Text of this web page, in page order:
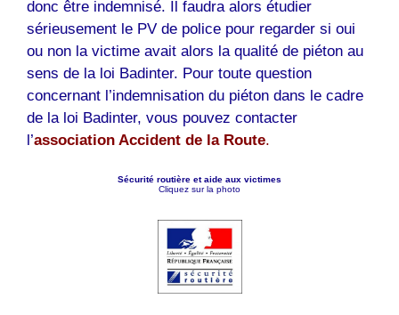
donc être indemnisé. Il faudra alors étudier
sérieusement le PV de police pour regarder si oui
ou non la victime avait alors la qualité de piéton au
sens de la loi Badinter. Pour toute question
concernant l’indemnisation du piéton dans le cadre
de la loi Badinter, vous pouvez contacter
l’association Accident de la Route.
Sécurité routière et aide aux victimes
Cliquez sur la photo